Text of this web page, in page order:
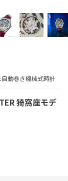
猗窩座モデ
動巻き機械式時計